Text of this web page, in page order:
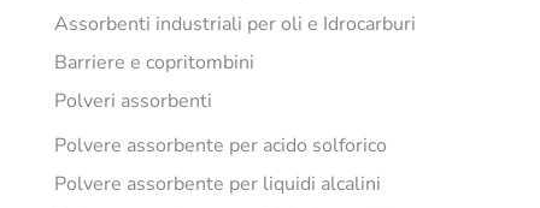
Assorbenti industriali per oli e Idrocarburi
Barriere e copritombini
Polveri assorbenti
Polvere assorbente per acido solforico
Polvere assorbente per liquidi alcalini